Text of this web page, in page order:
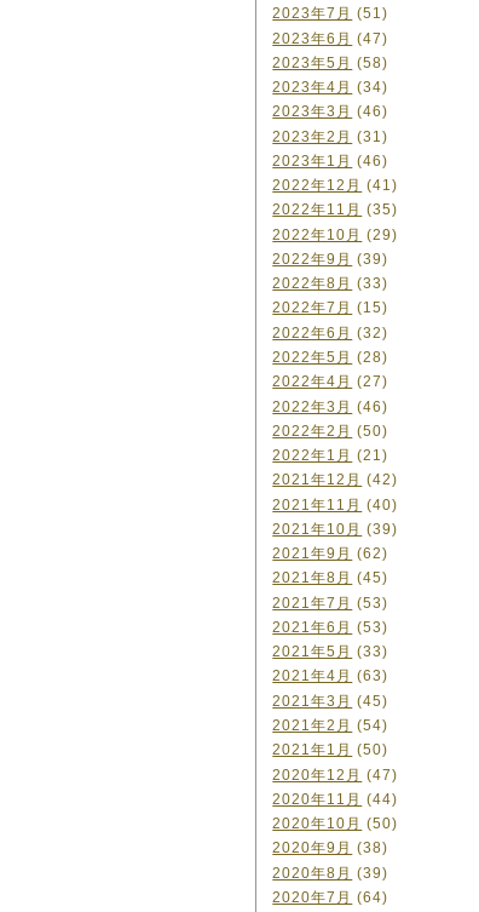
2023年7月 (51)
2023年6月 (47)
2023年5月 (58)
2023年4月 (34)
2023年3月 (46)
2023年2月 (31)
2023年1月 (46)
2022年12月 (41)
2022年11月 (35)
2022年10月 (29)
2022年9月 (39)
2022年8月 (33)
2022年7月 (15)
2022年6月 (32)
2022年5月 (28)
2022年4月 (27)
2022年3月 (46)
2022年2月 (50)
2022年1月 (21)
2021年12月 (42)
2021年11月 (40)
2021年10月 (39)
2021年9月 (62)
2021年8月 (45)
2021年7月 (53)
2021年6月 (53)
2021年5月 (33)
2021年4月 (63)
2021年3月 (45)
2021年2月 (54)
2021年1月 (50)
2020年12月 (47)
2020年11月 (44)
2020年10月 (50)
2020年9月 (38)
2020年8月 (39)
2020年7月 (64)